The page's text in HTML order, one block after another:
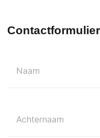
Wifi
Aannemers Interieur
Contactformulier
Naam
Achternaam